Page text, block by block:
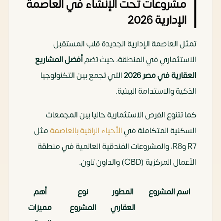
الشمالي
LYX
Business
Aziz
Properties
القاهرة
Maison S
Living Yards
مشروعات تحت الإنشاء في العاصمة
الإدارية 2026
تمثل العاصمة الإدارية الجديدة قلب المستقبل
الاستثماري في المنطقة، حيث تضمأفضل المشاريع
العقارية في مصر 2026
التي تجمع بين التكنولوجيا
الذكية والاستدامة البيئية.
كما تتنوع الفرص الاستثمارية حاليا بين المجمعات
السكنية المتكاملة فيالأحياء الراقية بالعاصمةمثل
R7 وR8، والمشروعات الفندقية العالمية في منطقة
الأعمال المركزية (CBD) والداون تاون.
اسم المشروع
المطور
العقاري
نوع
المشروع
أهم
مميزات